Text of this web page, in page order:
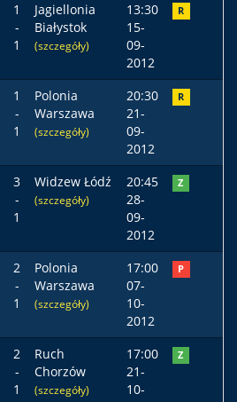
1
-
1
Jagiellonia
Białystok
(szczegóły)
13:30
15-
09-
2012
R
1
-
1
Polonia
Warszawa
(szczegóły)
20:30
21-
09-
2012
R
3
-
1
Widzew Łódź
(szczegóły)
20:45
28-
09-
2012
Z
2
-
1
Polonia
Warszawa
(szczegóły)
17:00
07-
10-
2012
P
2
-
1
Ruch
Chorzów
(szczegóły)
17:00
21-
10-
Z